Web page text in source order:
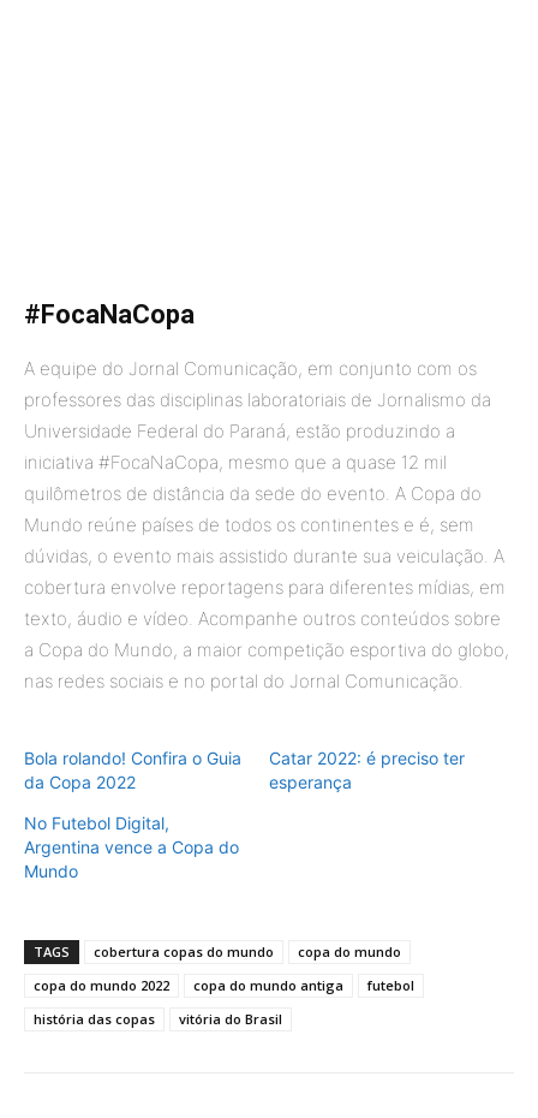
#FocaNaCopa
A equipe do Jornal Comunicação, em conjunto com os
professores das disciplinas laboratoriais de Jornalismo da
Universidade Federal do Paraná, estão produzindo a
iniciativa #FocaNaCopa, mesmo que a quase 12 mil
quilômetros de distância da sede do evento. A Copa do
Mundo reúne países de todos os continentes e é, sem
dúvidas, o evento mais assistido durante sua veiculação. A
cobertura envolve reportagens para diferentes mídias, em
texto, áudio e vídeo. Acompanhe outros conteúdos sobre
a Copa do Mundo, a maior competição esportiva do globo,
nas redes sociais e no portal do Jornal Comunicação.
Bola rolando! Confira o Guia
da Copa 2022
Catar 2022: é preciso ter
esperança
No Futebol Digital,
Argentina vence a Copa do
Mundo
TAGS cobertura copas do mundo
copa do mundo
copa do mundo 2022
copa do mundo antiga
futebol
história das copas
vitória do Brasil